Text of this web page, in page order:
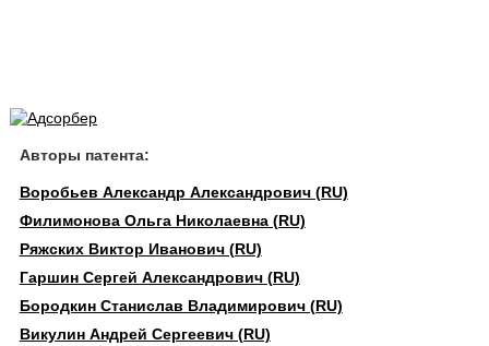
Авторы патента:
Воробьев Александр Александрович (RU)
Филимонова Ольга Николаевна (RU)
Ряжских Виктор Иванович (RU)
Гаршин Сергей Александрович (RU)
Бородкин Станислав Владимирович (RU)
Викулин Андрей Сергеевич (RU)